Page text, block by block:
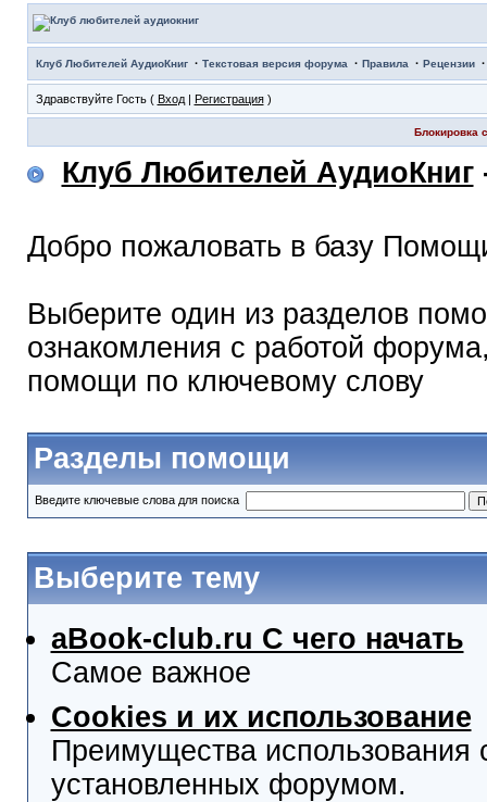
Клуб Любителей АудиоКниг· Текстовая версия форума · Правила · Рецензии
Здравствуйте Гость ( Вход| Регистрация)
Блокировка
Клуб Любителей АудиоКниг
Добро пожаловать в базу
Выберите один из разделов
ознакомления с работой
помощи по ключевому слову
Разделы помощи
Введите ключевые слова для поиска
Выберите тему
aBook-club.ru C чего начать
Самое важное
Cookies и их использование
Преимущества
установленных форумом.